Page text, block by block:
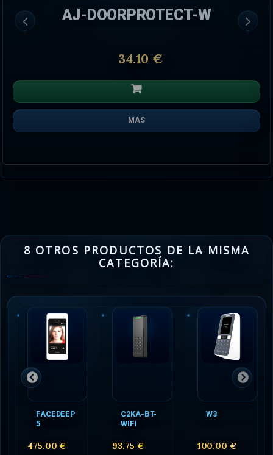
AJ-FIREPROTECT-W
71.30 €
MÁS
8 OTROS PRODUCTOS DE LA MISMA
CATEGORÍA:
FACEDEEP
5
475.00 €
C2KA-BT-
WIFI
93.75 €
W3
100.00 €